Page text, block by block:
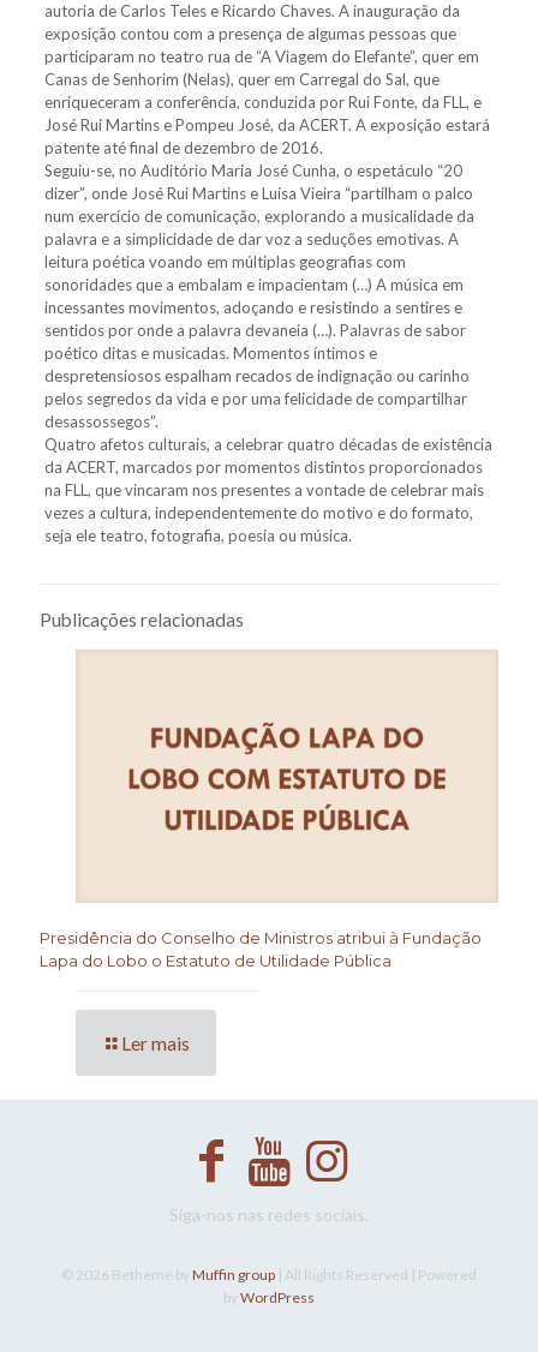
autoria de Carlos Teles e Ricardo Chaves. A inauguração da
exposição contou com a presença de algumas pessoas que
participaram no teatro rua de “A Viagem do Elefante”, quer em
Canas de Senhorim (Nelas), quer em Carregal do Sal, que
enriqueceram a conferência, conduzida por Rui Fonte, da FLL, e
José Rui Martins e Pompeu José, da ACERT. A exposição estará
patente até final de dezembro de 2016.
Seguiu-se, no Auditório Maria José Cunha, o espetáculo “20
dizer”, onde José Rui Martins e Luísa Vieira “partilham o palco
num exercício de comunicação, explorando a musicalidade da
palavra e a simplicidade de dar voz a seduções emotivas. A
leitura poética voando em múltiplas geografias com
sonoridades que a embalam e impacientam (…) A música em
incessantes movimentos, adoçando e resistindo a sentires e
sentidos por onde a palavra devaneia (…). Palavras de sabor
poético ditas e musicadas. Momentos íntimos e
despretensiosos espalham recados de indignação ou carinho
pelos segredos da vida e por uma felicidade de compartilhar
desassossegos”.
Quatro afetos culturais, a celebrar quatro décadas de existência
da ACERT, marcados por momentos distintos proporcionados
na FLL, que vincaram nos presentes a vontade de celebrar mais
vezes a cultura, independentemente do motivo e do formato,
seja ele teatro, fotografia, poesia ou música.
Publicações relacionadas
Presidência do Conselho de Ministros atribui à Fundação
Lapa do Lobo o Estatuto de Utilidade Pública
Ler mais
Siga-nos nas redes sociais.
© 2026 Betheme byMuffin group | All Rights Reserved | Powered
byWordPress